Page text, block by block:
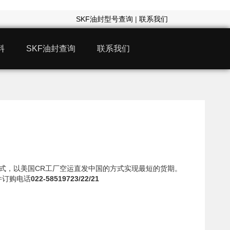
SKF油封型号查询 |联系我们
SKF油封查询 联系我们
以美国CR工厂空运直发中国的方式实现最短的货期。
购电话022-58519723/22/21